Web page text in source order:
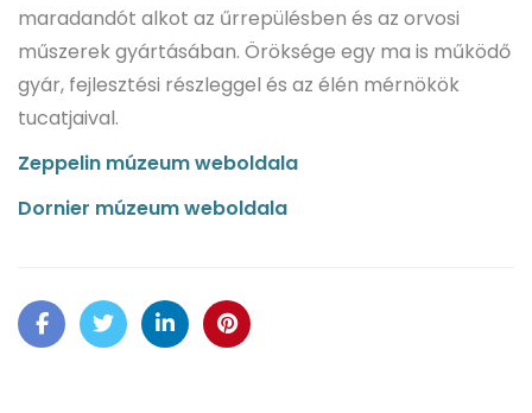
maradandót alkot az űrrepülésben és az orvosi
műszerek gyártásában. Öröksége egy ma is működő
gyár, fejlesztési részleggel és az élén mérnökök
tucatjaival.
Zeppelin múzeum weboldala
Dornier múzeum weboldala